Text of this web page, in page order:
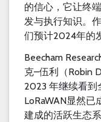
的信心，它让终
发与执行知识。
们预计2024年的
Beecham
克–伍利（Robin
2023 年继续看到
LoRaWAN显然已
建成的活跃生态